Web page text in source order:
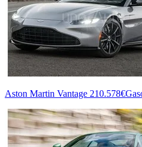
Aston Martin Vantage 210.578€